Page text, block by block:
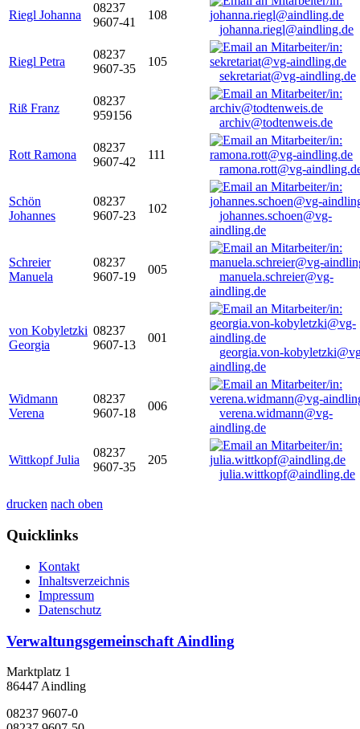
Riegl Johanna
08237
9607-41
108
johanna.riegl@aindling.de
Riegl Petra
08237
9607-35
105
sekretariat@vg-aindling.de
Riß Franz
08237
959156
archiv@todtenweis.de
Rott Ramona
08237
9607-42
111
ramona.rott@vg-
Schön
Johannes
08237
9607-23
102
johannes.schoen@vg-
aindling.de
Schreier
Manuela
08237
9607-19
005
manuela.schreier@vg-
aindling.de
von Kobyletzki
Georgia
08237
9607-13
001
georgia.von-
aindling.de
Widmann
Verena
08237
9607-18
006
verena.widmann@vg-
aindling.de
Wittkopf Julia
08237
9607-35
205
julia.wittkopf@aindling.de
drucken nach oben
Quicklinks
Kontakt
Inhaltsverzeichnis
Impressum
Datenschutz
Verwaltungsgemeinschaft Aindling
Marktplatz 1
86447 Aindling
08237 9607-0